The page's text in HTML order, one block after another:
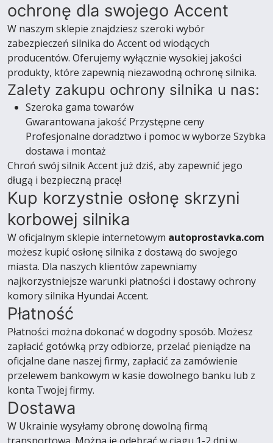
ochronę dla swojego Accent
W naszym sklepie znajdziesz szeroki wybór
zabezpieczeń silnika do Accent od wiodących
producentów. Oferujemy wyłącznie wysokiej jakości
produkty, które zapewnią niezawodną ochronę silnika.
Zalety zakupu ochrony silnika u nas:
Szeroka gama towarów
Gwarantowana jakość Przystępne ceny
Profesjonalne doradztwo i pomoc w wyborze Szybka
dostawa i montaż
Chroń swój silnik Accent już dziś, aby zapewnić jego
długą i bezpieczną pracę!
Kup korzystnie osłonę skrzyni
korbowej silnika
W oficjalnym sklepie internetowym autoprostavka.com
możesz kupić osłonę silnika z dostawą do swojego
miasta. Dla naszych klientów zapewniamy
najkorzystniejsze warunki płatności i dostawy ochrony
komory silnika Hyundai Accent.
Płatność
Płatności można dokonać w dogodny sposób. Możesz
zapłacić gotówką przy odbiorze, przelać pieniądze na
oficjalne dane naszej firmy, zapłacić za zamówienie
przelewem bankowym w kasie dowolnego banku lub z
konta Twojej firmy.
Dostawa
W Ukrainie wysyłamy obronę dowolną firmą